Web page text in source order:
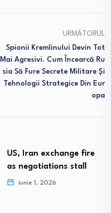
URMĂTORUL
Spionii Kremlinului Devin Tot
Mai Agresivi. Cum Încearcă Ru
Sia Să Fure Secrete Militare Și
Tehnologii Strategice Din Eur
Opa
US, Iran exchange fire
as negotiations stall
iunie 1, 2026